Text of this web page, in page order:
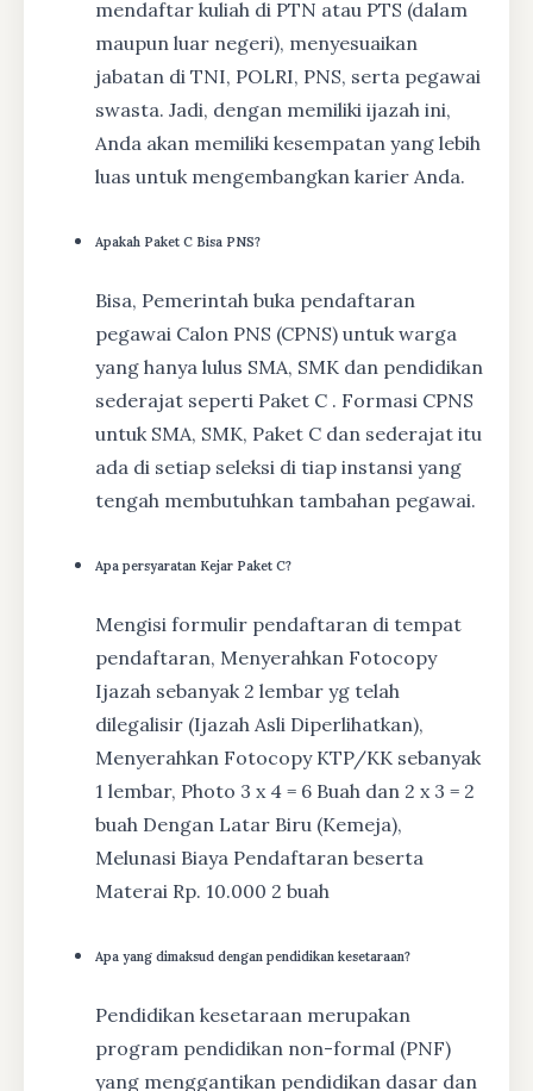
mendaftar kuliah di PTN atau PTS (dalam
maupun luar negeri), menyesuaikan
jabatan di TNI, POLRI, PNS, serta pegawai
swasta. Jadi, dengan memiliki ijazah ini,
Anda akan memiliki kesempatan yang lebih
luas untuk mengembangkan karier Anda.
Apakah Paket C Bisa PNS?
Bisa, Pemerintah buka pendaftaran
pegawai Calon PNS (CPNS) untuk warga
yang hanya lulus SMA, SMK dan pendidikan
sederajat seperti Paket C . Formasi CPNS
untuk SMA, SMK, Paket C dan sederajat itu
ada di setiap seleksi di tiap instansi yang
tengah membutuhkan tambahan pegawai.
Apa persyaratan Kejar Paket C?
Mengisi formulir pendaftaran di tempat
pendaftaran, Menyerahkan Fotocopy
Ijazah sebanyak 2 lembar yg telah
dilegalisir (Ijazah Asli Diperlihatkan),
Menyerahkan Fotocopy KTP/KK sebanyak
1 lembar, Photo 3 x 4 = 6 Buah dan 2 x 3 = 2
buah Dengan Latar Biru (Kemeja),
Melunasi Biaya Pendaftaran beserta
Materai Rp. 10.000 2 buah
Apa yang dimaksud dengan pendidikan kesetaraan?
Pendidikan kesetaraan merupakan
program pendidikan non-formal (PNF)
yang menggantikan pendidikan dasar dan